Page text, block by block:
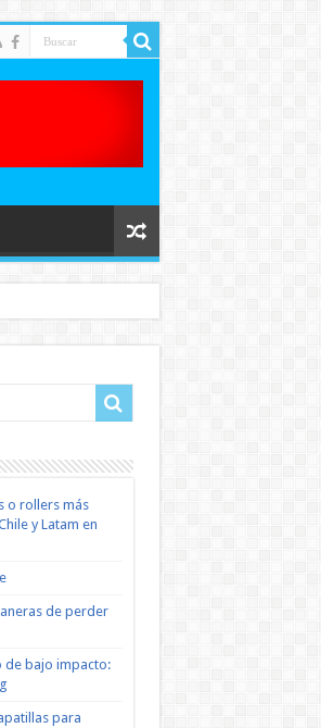
o rollers más
y Latam en
de perder
de bajo impacto:
para